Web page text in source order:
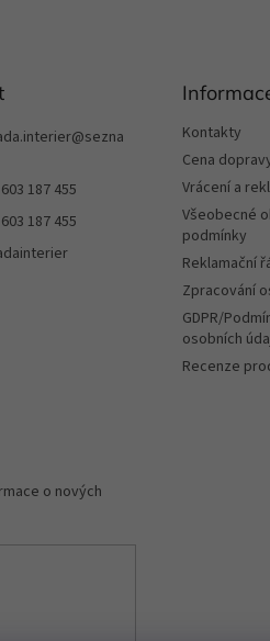
@sezna
187 455
187 455
Kontakty
Cena
Vrácení a
Všeobecné
podmínky
Reklamační
Zpracování
GDPR/
osobních
Recenze
o nových